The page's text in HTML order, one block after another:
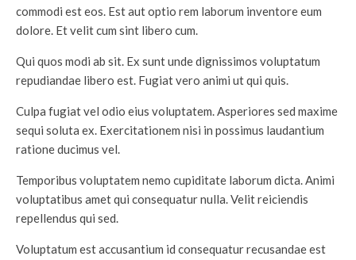
commodi est eos. Est aut optio rem laborum inventore eum
dolore. Et velit cum sint libero cum.
Qui quos modi ab sit. Ex sunt unde dignissimos voluptatum
repudiandae libero est. Fugiat vero animi ut qui quis.
Culpa fugiat vel odio eius voluptatem. Asperiores sed maxime
sequi soluta ex. Exercitationem nisi in possimus laudantium
ratione ducimus vel.
Temporibus voluptatem nemo cupiditate laborum dicta. Animi
voluptatibus amet qui consequatur nulla. Velit reiciendis
repellendus qui sed.
Voluptatum est accusantium id consequatur recusandae est